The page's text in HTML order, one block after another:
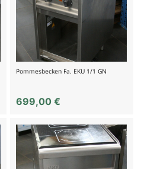
Pommesbecken Fa. EKU 1/1 GN
699,00€